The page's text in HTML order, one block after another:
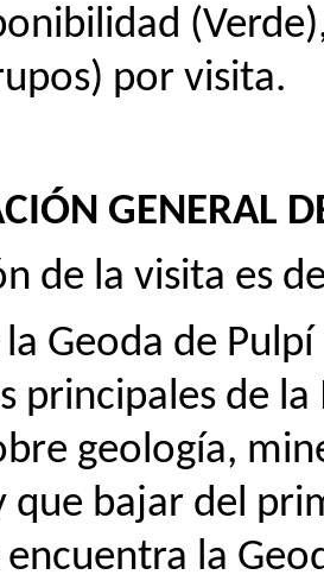
por visita.
GENERAL
de la visita es
la Geoda de
principales de
geología,
que bajar del
encuentra la